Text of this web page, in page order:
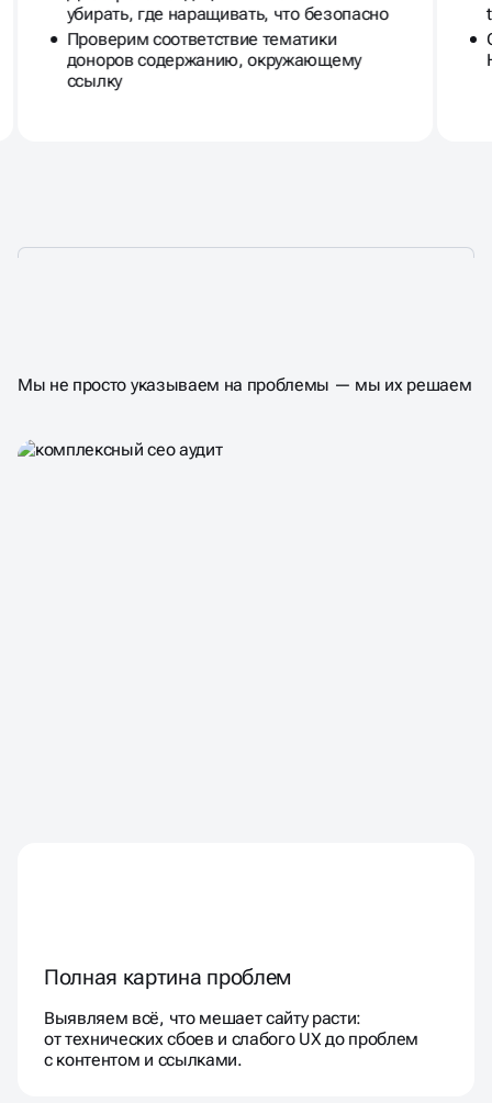
убирать, где наращивать, что безопасно
Проверим соответствие тематики
доноров содержанию, окружающему
ссылку
Мы не просто указываем на проблемы — мы их решаем
НА ВЫХОДЕ
Полная картина проблем
Выявляем всё, что мешает сайту расти:
от технических сбоев и слабого UX до проблем
с контентом и ссылками.